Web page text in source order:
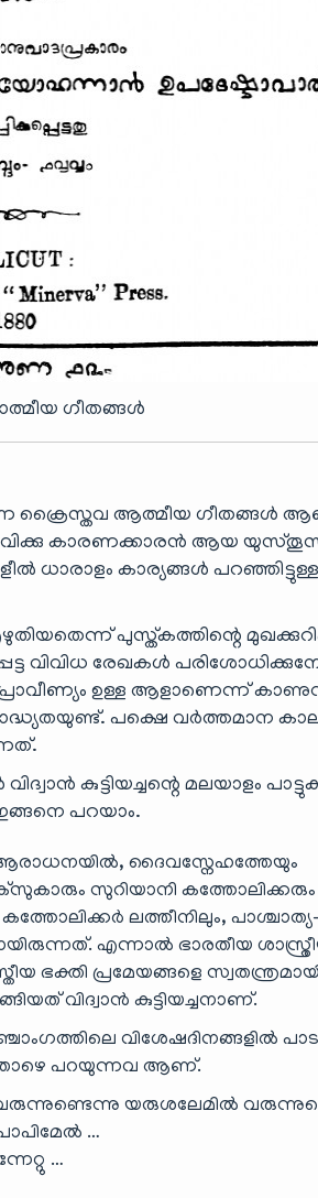
ഗീതങ്ങൾ
ക്രൈസ്തവ ആത്മീയ ഗീതങ്ങൾ
കാരണക്കാരൻ ആയ
ധാരാളം കാര്യങ്ങൾ
പുസ്ത്കത്തിന്റെ
വിവിധ രേഖകൾ
പ്രാവീണ്യം ഉള്ള ആളാണെന്ന്
പക്ഷെ വർത്തമാന
കുട്ടിയച്ചന്റെ മലയാളം
പറയാം.
ദൈവസ്നേഹത്തേയും
സുറിയാനി കത്തോലിക്കരും
ലത്തീനിലും,
എന്നാൽ ഭാരതീയ
ഭക്തി പ്രമേയങ്ങളെ
വിദ്വാൻ കുട്ടിയച്ചനാണ്‌.
വിശേഷദിനങ്ങളിൽ
താഴെ പറയുന്നവ ആണ്‌.
യരുശലേമിൽ
…
…